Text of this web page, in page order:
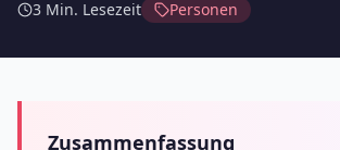
3 Min. Lesezeit Personen
Zusammenfassung